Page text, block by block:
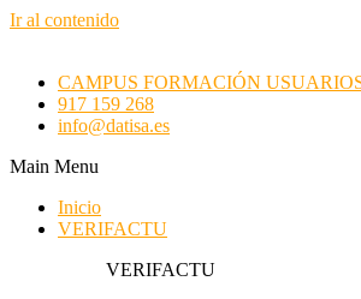
Ir al contenido
CAMPUS FORMACIÓN
917 159 268
info@datisa.es
Main Menu
Inicio
VERIFACTU
VERIFACTU